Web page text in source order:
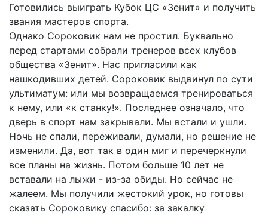
Готовились выиграть Кубок ЦС «Зенит» и получить
звания мастеров спорта.
Однако Сороковик нам не простил. Буквально
перед стартами собрали тренеров всех клубов
общества «Зенит». Нас пригласили как
нашкодивших детей. Сороковик выдвинул по сути
ультиматум: или мы возвращаемся тренироваться
к нему, или «к станку!». Последнее означало, что
дверь в спорт нам закрывали. Мы встали и ушли.
Ночь не спали, переживали, думали, но решение не
изменили. Да, вот так в один миг и перечеркнули
все планы на жизнь. Потом больше 10 лет не
вставали на лыжи - из-за обиды. Но сейчас не
жалеем. Мы получили жестокий урок, но готовы
сказать Сороковику спасибо: за закалку